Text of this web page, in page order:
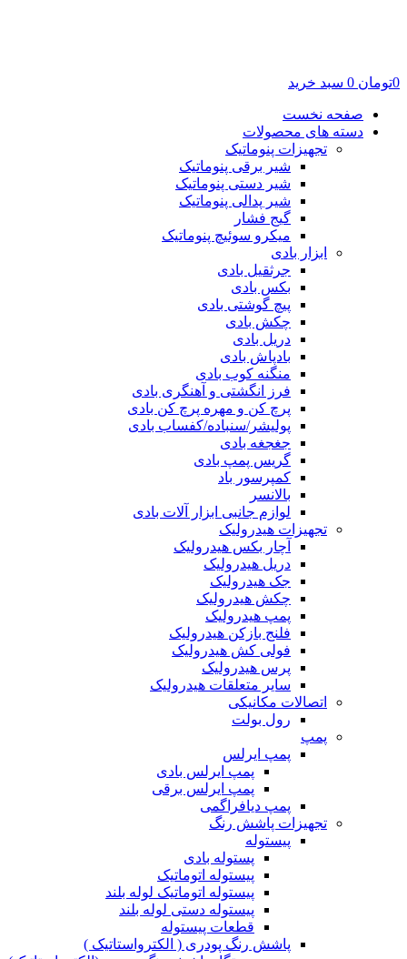
0تومان 0 سبد خرید
صفحه نخست
دسته های محصولات
تجهیزات پنوماتیک
شیر برقی پنوماتیک
شیر دستی پنوماتیک
شیر پدالی پنوماتیک
گیج فشار
میکرو سوئیچ پنوماتیک
ابزار بادی
جرثقیل بادی
بکس بادی
پیچ گوشتی بادی
چکش بادی
دریل بادی
بادپاش بادی
منگنه کوب بادی
فرز انگشتی و آهنگری بادی
پرچ کن و مهره پرچ کن بادی
پولیشر/سنباده/کفساب بادی
جغجغه بادی
گریس پمپ بادی
کمپرسور باد
بالانسر
لوازم جانبی ابزار آلات بادی
تجهیزات هیدرولیک
آچار بکس هیدرولیک
دریل هیدرولیک
جک هیدرولیک
چکش هیدرولیک
پمپ هیدرولیک
فلنج بازکن هیدرولیک
فولی کش هیدرولیک
پرس هیدرولیک
سایر متعلقات هیدرولیک
اتصالات مکانیکی
رول بولت
پمپ
پمپ ایرلس
پمپ ایرلس بادی
پمپ ایرلس برقی
پمپ دیافراگمی
تجهیزات پاشش رنگ
پیستوله
پستوله بادی
پیستوله اتوماتیک
پیستوله اتوماتیک لوله بلند
پیستوله دستی لوله بلند
قطعات پیستوله
پاشش رنگ پودری ( الکترواستاتیک )